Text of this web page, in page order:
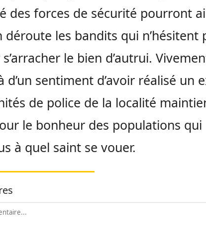
des forces de sécurité pourront
déroute les bandits qui n’hésitent
le bien d’autrui.
d’un sentiment d’avoir réalisé un
de police de la localité
le bonheur des populations qui
à quel saint se vouer.